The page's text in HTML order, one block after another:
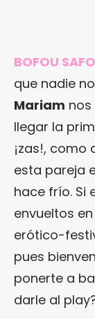
BOFOU
que nadie
Mariam
llegar la
¡zas!, como
esta pareja
hace frío. Si
envueltos
erótico-
pues
ponerte a
darle al